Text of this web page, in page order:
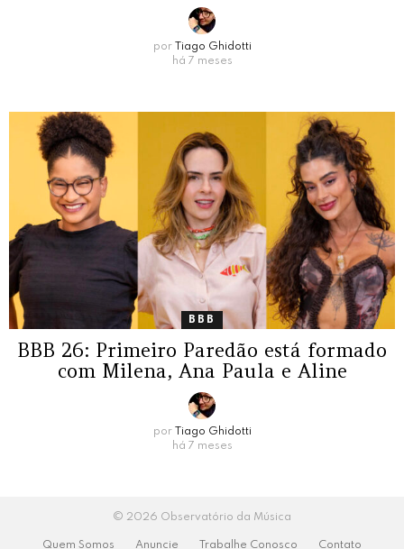
por Tiago Ghidotti
há 7 meses
BBB
BBB 26: Primeiro Paredão está formado
com Milena, Ana Paula e Aline
por
Tiago Ghidotti
há 7 meses
© 2026 Observatório da Música
Quem Somos Anuncie Trabalhe Conosco Contato